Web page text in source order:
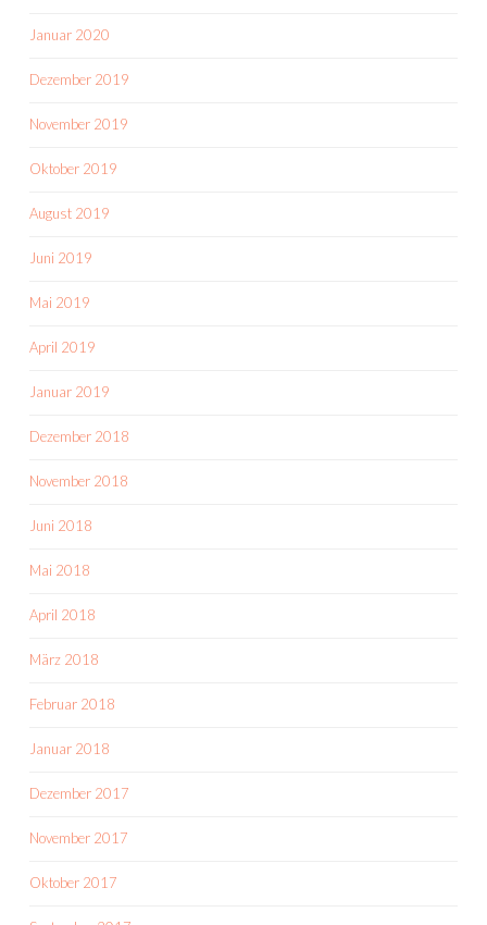
Januar 2020
Dezember 2019
November 2019
Oktober 2019
August 2019
Juni 2019
Mai 2019
April 2019
Januar 2019
Dezember 2018
November 2018
Juni 2018
Mai 2018
April 2018
März 2018
Februar 2018
Januar 2018
Dezember 2017
November 2017
Oktober 2017